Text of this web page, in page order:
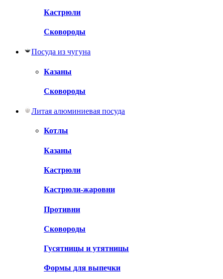
Кастрюли
Сковороды
Посуда из чугуна
Казаны
Сковороды
Литая алюминиевая посуда
Котлы
Казаны
Кастрюли
Кастрюли-жаровни
Противни
Сковороды
Гусятницы и утятницы
Формы для выпечки